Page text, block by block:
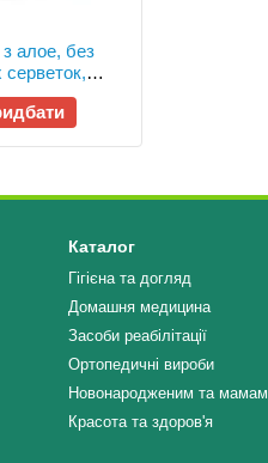
алое, без
серветок,
Каталог
Гігієна та догляд
Домашня медицина
Засоби реабілітації
Ортопедичні вироби
Новонародженим та мамам
Красота та здоров'я